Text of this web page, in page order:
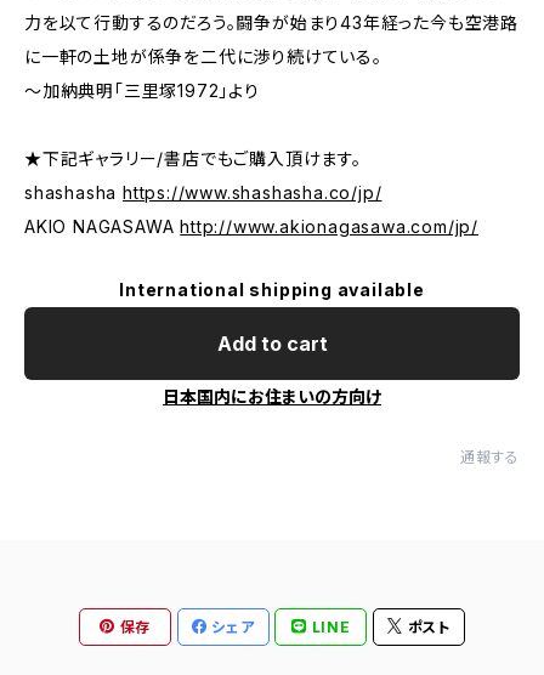
力を以て行動するのだろう。闘争が始まり43年経った今も空港路
に一軒の土地が係争を二代に渉り続けている。
〜加納典明「三里塚1972」より
★下記ギャラリー/書店でもご購入頂けます。
shashashahttps://www.shashasha.co/jp/
AKIO NAGASAWAhttp://www.akionagasawa.com/jp/
International shipping available
Add to cart
日本国内にお住まいの方向け
通報する
保存 シェア LINE ポスト